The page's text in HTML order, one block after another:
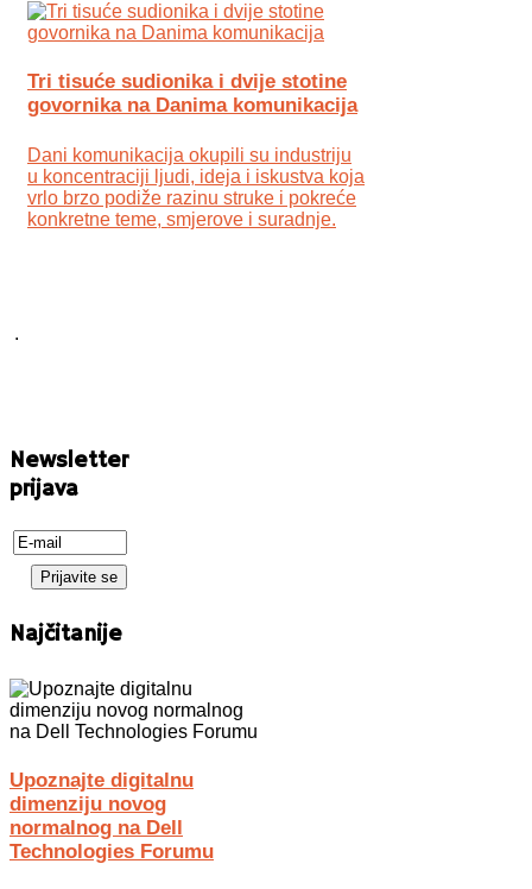
Tri tisuće sudionika i dvije stotine
govornika na Danima komunikacija
Dani komunikacija okupili su industriju
u koncentraciji ljudi, ideja i iskustva koja
vrlo brzo podiže razinu struke i pokreće
konkretne teme, smjerove i suradnje.
.
Newsletter
prijava
Najčitanije
Upoznajte digitalnu
dimenziju novog
normalnog na Dell
Technologies Forumu